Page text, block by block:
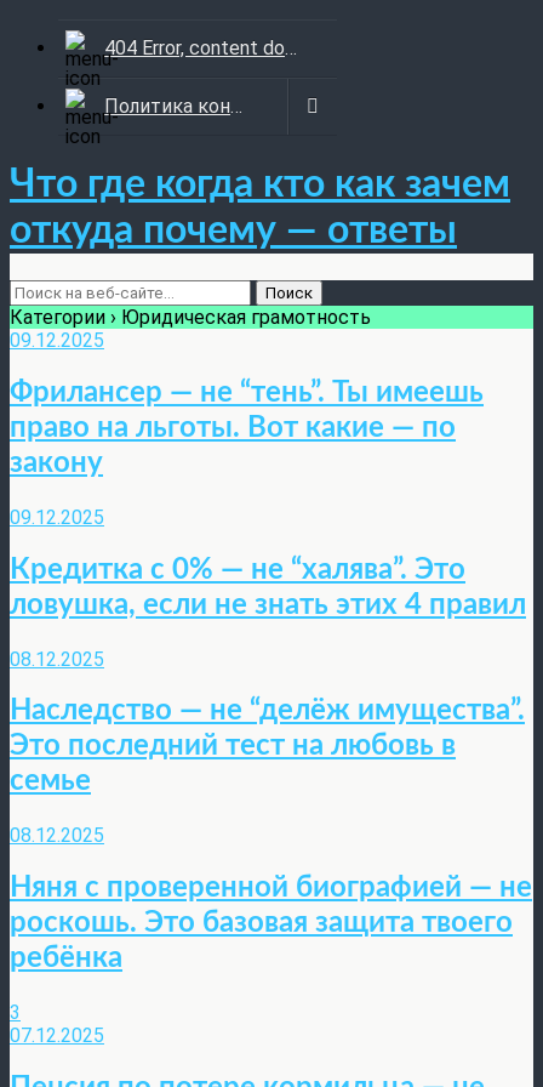
404 Error, content does not exist anymore
Политика конфиденциальности
Что где когда кто как зачем
откуда почему — ответы
Категории › Юридическая грамотность
09.12.2025
Фрилансер — не “тень”. Ты имеешь
право на льготы. Вот какие — по
закону
09.12.2025
Кредитка с 0% — не “халява”. Это
ловушка, если не знать этих 4 правил
08.12.2025
Наследство — не “делёж имущества”.
Это последний тест на любовь в
семье
08.12.2025
Няня с проверенной биографией — не
роскошь. Это базовая защита твоего
ребёнка
3
07.12.2025